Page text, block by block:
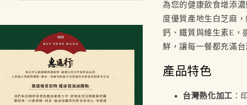
為您的健康飲食增添
度優質產地生白芝麻
鈣、鐵質與維生素E，
鮮，讓每一餐都充滿
產品特色
台灣熟化加工 ：